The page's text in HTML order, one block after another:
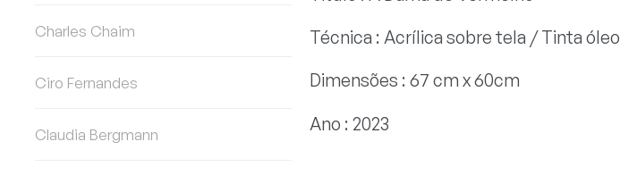
Charles Chaim
Ciro Fernandes
Claudia Bergmann
Técnica : Acrílica sobre tela / Tinta óleo
Dimensões : 67 cm x 60cm
Ano : 2023